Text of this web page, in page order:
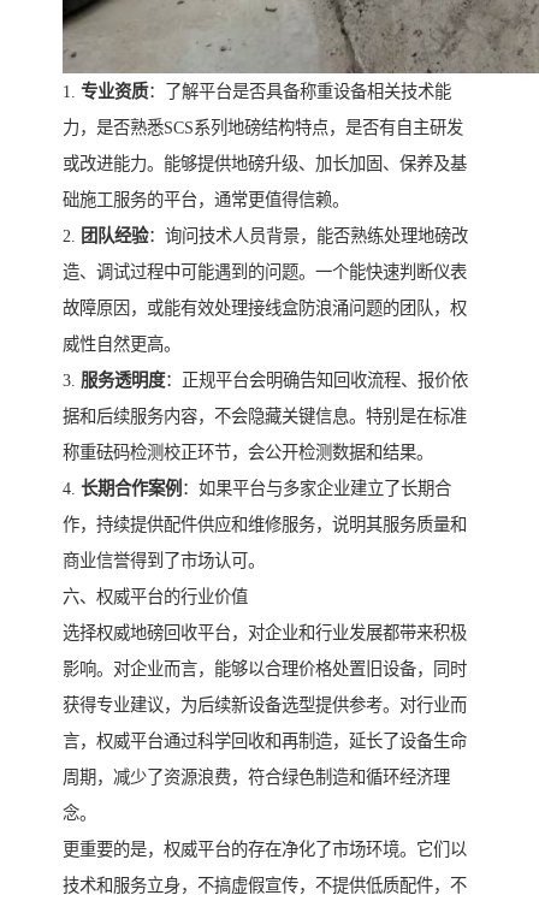
1. 专业资质：了解平台是否具备称重设备相关技术能
力，是否熟悉SCS系列地磅结构特点，是否有自主研发
或改进能力。能够提供地磅升级、加长加固、保养及基
础施工服务的平台，通常更值得信赖。
2. 团队经验：询问技术人员背景，能否熟练处理地磅改
造、调试过程中可能遇到的问题。一个能快速判断仪表
故障原因，或能有效处理接线盒防浪涌问题的团队，权
威性自然更高。
3. 服务透明度：正规平台会明确告知回收流程、报价依
据和后续服务内容，不会隐藏关键信息。特别是在标准
称重砝码检测校正环节，会公开检测数据和结果。
4. 长期合作案例 ：如果平台与多家企业建立了长期合
作，持续提供配件供应和维修服务，说明其服务质量和
商业信誉得到了市场认可。
六、权威平台的行业价值
选择权威地磅回收平台，对企业和行业发展都带来积极
影响。对企业而言，能够以合理价格处置旧设备，同时
获得专业建议，为后续新设备选型提供参考。对行业而
言，权威平台通过科学回收和再制造，延长了设备生命
周期，减少了资源浪费，符合绿色制造和循环经济理
念。
更重要的是，权威平台的存在净化了市场环境。它们以
技术和服务立身，不搞虚假宣传，不提供低质配件，不